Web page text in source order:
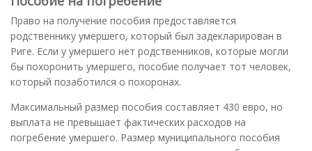
Право на получение пособия предоставляется
родственнику умершего, который был задекларирован в
Риге. Если у умершего нет родственников, которые могли
бы похоронить умершего, пособие получает тот человек,
который позаботился о похоронах.
Максимальный размер пособия составляет 430 евро, но
выплата не превышает фактических расходов на
погребение умершего. Размер муниципального пособия